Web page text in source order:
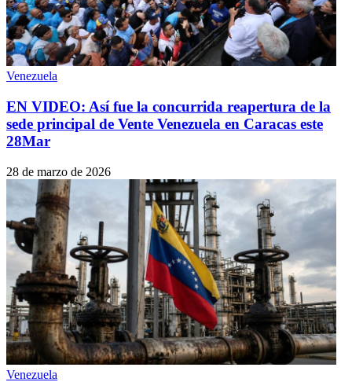
Venezuela
EN VIDEO: Así fue la concurrida reapertura de la
sede principal de Vente Venezuela en Caracas este
28Mar
28 de marzo de 2026
Venezuela